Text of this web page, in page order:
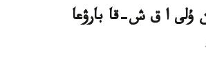
ۇلى ا ق ش-قا بارۋعا